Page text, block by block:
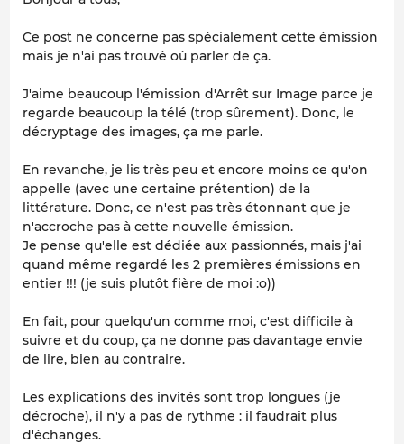
Ce post ne concerne pas spécialement cette émission
mais je n'ai pas trouvé où parler de ça.
J'aime beaucoup l'émission d'Arrêt sur Image parce je
regarde beaucoup la télé (trop sûrement). Donc, le
décryptage des images, ça me parle.
En revanche, je lis très peu et encore moins ce qu'on
appelle (avec une certaine prétention) de la
littérature. Donc, ce n'est pas très étonnant que je
n'accroche pas à cette nouvelle émission.
Je pense qu'elle est dédiée aux passionnés, mais j'ai
quand même regardé les 2 premières émissions en
entier !!! (je suis plutôt fière de moi :o))
En fait, pour quelqu'un comme moi, c'est difficile à
suivre et du coup, ça ne donne pas davantage envie
de lire, bien au contraire.
Les explications des invités sont trop longues (je
décroche), il n'y a pas de rythme : il faudrait plus
d'échanges.